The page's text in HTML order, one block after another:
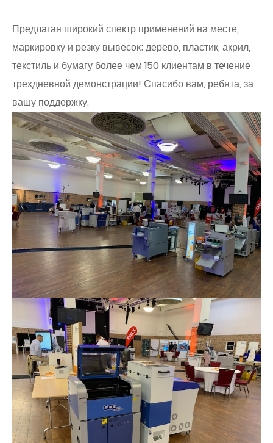
Предлагая широкий спектр применений на месте,
маркировку и резку вывесок; дерево, пластик, акрил,
текстиль и бумагу более чем 150 клиентам в течение
трехдневной демонстрации! Спасибо вам, ребята, за
вашу поддержку.